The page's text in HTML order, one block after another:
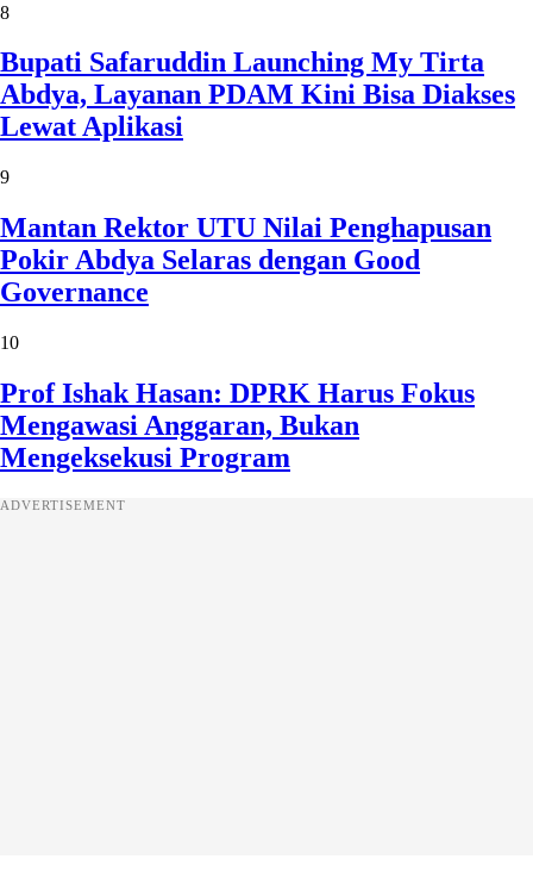
8
Bupati Safaruddin Launching My Tirta
Abdya, Layanan PDAM Kini Bisa Diakses
Lewat Aplikasi
9
Mantan Rektor UTU Nilai Penghapusan
Pokir Abdya Selaras dengan Good
Governance
10
Prof Ishak Hasan: DPRK Harus Fokus
Mengawasi Anggaran, Bukan
Mengeksekusi Program
ADVERTISEMENT